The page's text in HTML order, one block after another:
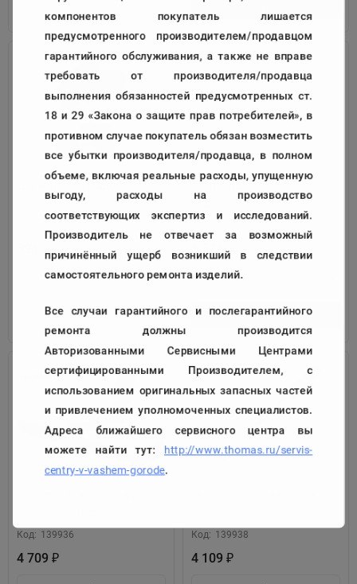
компонентов покупатель лишается
предусмотренного производителем/продавцом
гарантийного обслуживания, а также не вправе
требовать от производителя/продавца
выполнения обязанностей предусмотренных ст.
18 и 29 «Закона о защите прав потребителей», в
противном случае покупатель обязан возместить
все убытки производителя/продавца, в полном
объеме, включая реальные расходы, упущенную
выгоду, расходы на производство
соответствующих экспертиз и исследований.
Производитель не отвечает за возможный
причинённый ущерб возникший в следствии
самостоятельного ремонта изделий.
Все случаи гарантийного и послегарантийного
ремонта должны производится
Авторизованными Сервисными Центрами
сертифицированными Производителем, с
использованием оригинальных запасных частей
и привлечением уполномоченных специалистов.
Адреса ближайшего сервисного центра вы
можете найти тут: http://www.thomas.ru/servis-
centry-v-vashem-gorode.
В корзину В корзину
Держатель насадок
В корзину
Щетка пол/ковер с
подсветкой
5 524
В корзину
Код: 139936
4 709 ₽
Код: 139938
4 109 ₽